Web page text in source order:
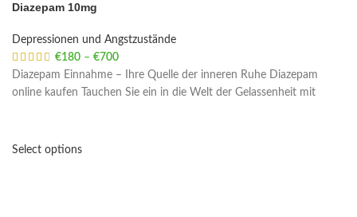
Diazepam 10mg
Depressionen und Angstzustände
€180 – €700
Diazepam Einnahme – Ihre Quelle der inneren Ruhe Diazepam
online kaufen Tauchen Sie ein in die Welt der Gelassenheit mit
Select options